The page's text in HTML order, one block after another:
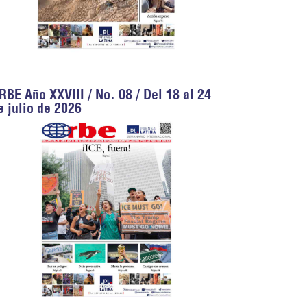
Año XXVIII / No. 08 / Del 18 al 24
julio de 2026